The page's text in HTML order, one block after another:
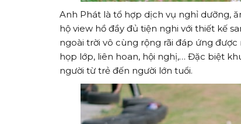
Anh Phát là tổ hợp dịch vụ nghỉ dưỡng,
hộ view hồ đầy đủ tiện nghi với thiết kế
ngoài trời vô cùng rộng rãi đáp ứng
họp lớp, liên hoan, hội nghị,… Đặc biệt
người từ trẻ đến người lớn tuổi.